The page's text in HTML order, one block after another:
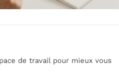
de travail pour mieux vous